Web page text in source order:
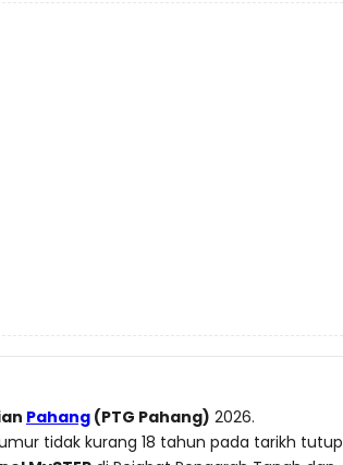
Pahang (PTG Pahang) 2026.
tidak kurang 18 tahun pada tarikh tutup